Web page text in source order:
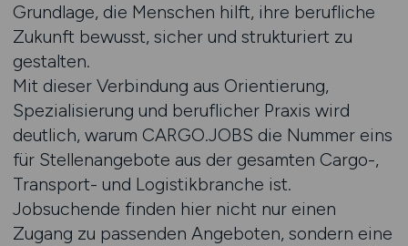
Grundlage, die Menschen hilft, ihre berufliche
Zukunft bewusst, sicher und strukturiert zu
gestalten.
Mit dieser Verbindung aus Orientierung,
Spezialisierung und beruflicher Praxis wird
deutlich, warum CARGO.JOBS die Nummer eins
für Stellenangebote aus der gesamten Cargo-,
Transport- und Logistikbranche ist.
Jobsuchende finden hier nicht nur einen
Zugang zu passenden Angeboten, sondern eine